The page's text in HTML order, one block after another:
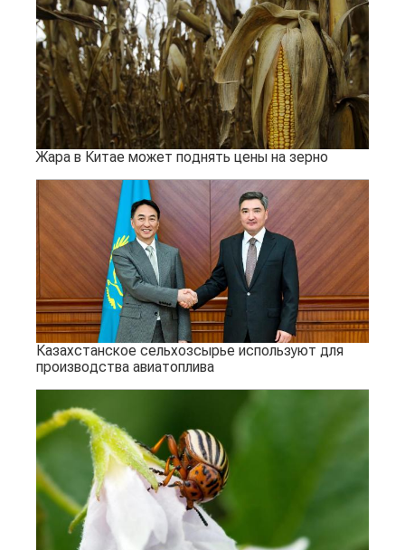
Жара в Китае может поднять цены на зерно
Казахстанское сельхозсырье используют для
производства авиатоплива